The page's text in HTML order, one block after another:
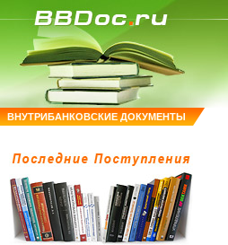
ВНУТРИБАНКОВСКИЕ ДОКУМЕНТЫ